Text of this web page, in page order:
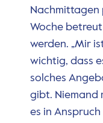
Nachmittagen
Woche betreut
werden. „Mir
wichtig, dass
solches
gibt. Niemand
es in Anspruch